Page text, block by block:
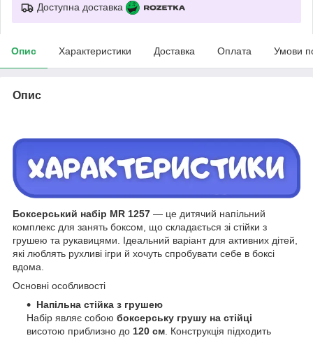
Доступна доставка
Опис Характеристики Доставка Оплата Умови
Опис
Боксерський набір MR 1257 — це дитячий напільний
комплекс для занять боксом, що складається зі стійки з
грушею та рукавицями. Ідеальний варіант для активних дітей,
які люблять рухливі ігри й хочуть спробувати себе в боксі
вдома.
Основні особливості
Напільна стійка з грушею
Набір являє собою боксерську грушу на стійці
висотою приблизно до 120 см . Конструкція підходить